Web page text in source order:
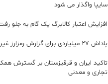
سایپا واگذار می شود
افزایش اعتبار کالابرگ یک گام به جلو
پاداش ۲۷ میلیاردی برای گزارش رمزارز غیرمجاز
تاکید ایران و قرقیزستان بر گسترش
تجاری و معدنی